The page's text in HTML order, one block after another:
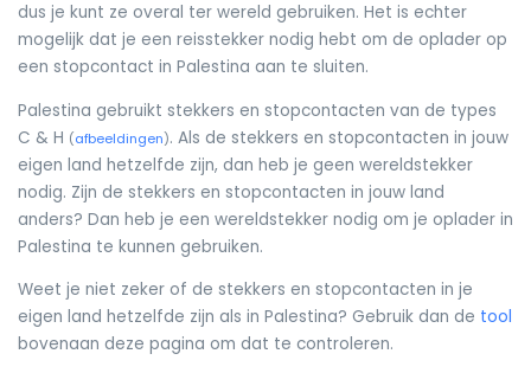
dus je kunt ze overal ter wereld gebruiken. Het is echter
mogelijk dat je een reisstekker nodig hebt om de oplader op
een stopcontact in Palestina aan te sluiten.
Palestina gebruikt stekkers en stopcontacten van de types
C & H (afbeeldingen). Als de stekkers en stopcontacten in jouw
eigen land hetzelfde zijn, dan heb je geen wereldstekker
nodig. Zijn de stekkers en stopcontacten in jouw land
anders? Dan heb je een wereldstekker nodig om je oplader in
Palestina te kunnen gebruiken.
Weet je niet zeker of de stekkers en stopcontacten in je
eigen land hetzelfde zijn als in Palestina? Gebruik dan de tool
bovenaan deze pagina om dat te controleren.